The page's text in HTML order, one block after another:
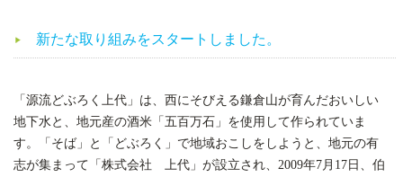
新たな取り組みをスタートしました。
「源流どぶろく上代」は、西にそびえる鎌倉山が育んだおいしい
地下水と、地元産の酒米「五百万石」を使用して作られていま
す。「そば」と「どぶろく」で地域おこしをしようと、地元の有
志が集まって「株式会社 上代」が設立され、2009年7月17日、伯